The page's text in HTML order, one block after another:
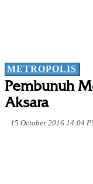
METROPOLIS
Pembunuh
Aksara
15 October 2016 14:04